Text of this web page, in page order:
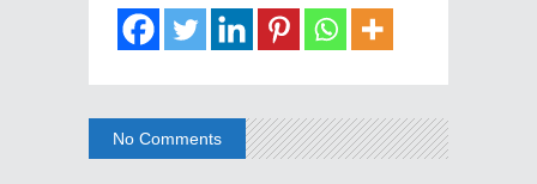
No Comments